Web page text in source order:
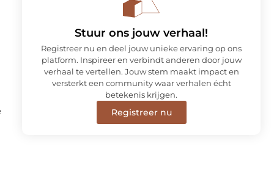
Stuur ons jouw verhaal!
Registreer nu en deel jouw unieke ervaring op ons
platform. Inspireer en verbindt anderen door jouw
verhaal te vertellen. Jouw stem maakt impact en
versterkt een community waar verhalen écht
betekenis krijgen.
Registreer nu